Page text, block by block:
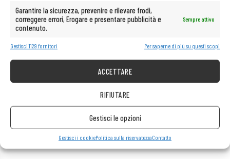
Garantire la sicurezza, prevenire e rilevare frodi,
correggere errori, Erogare e presentare pubblicità e
contenuto.
Sempre attivo
Gestisci 1129 fornitori Per saperne di più su questi scopi
ACCETTARE
RIFIUTARE
Gestisci le opzioni
Gestisci i cookiePolitica sulla riservatezzaContatto